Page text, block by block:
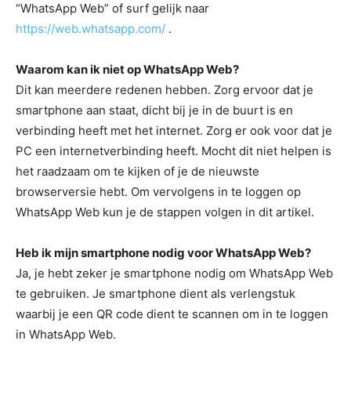
“WhatsApp Web” of surf gelijk naar
https://web.whatsapp.com/ .
Waarom kan ik niet op WhatsApp Web?
Dit kan meerdere redenen hebben. Zorg ervoor dat je
smartphone aan staat, dicht bij je in de buurt is en
verbinding heeft met het internet. Zorg er ook voor dat je
PC een internetverbinding heeft. Mocht dit niet helpen is
het raadzaam om te kijken of je de nieuwste
browserversie hebt. Om vervolgens in te loggen op
WhatsApp Web kun je de stappen volgen in dit artikel.
Heb ik mijn smartphone nodig voor WhatsApp Web?
Ja, je hebt zeker je smartphone nodig om WhatsApp Web
te gebruiken. Je smartphone dient als verlengstuk
waarbij je een QR code dient te scannen om in te loggen
in WhatsApp Web.